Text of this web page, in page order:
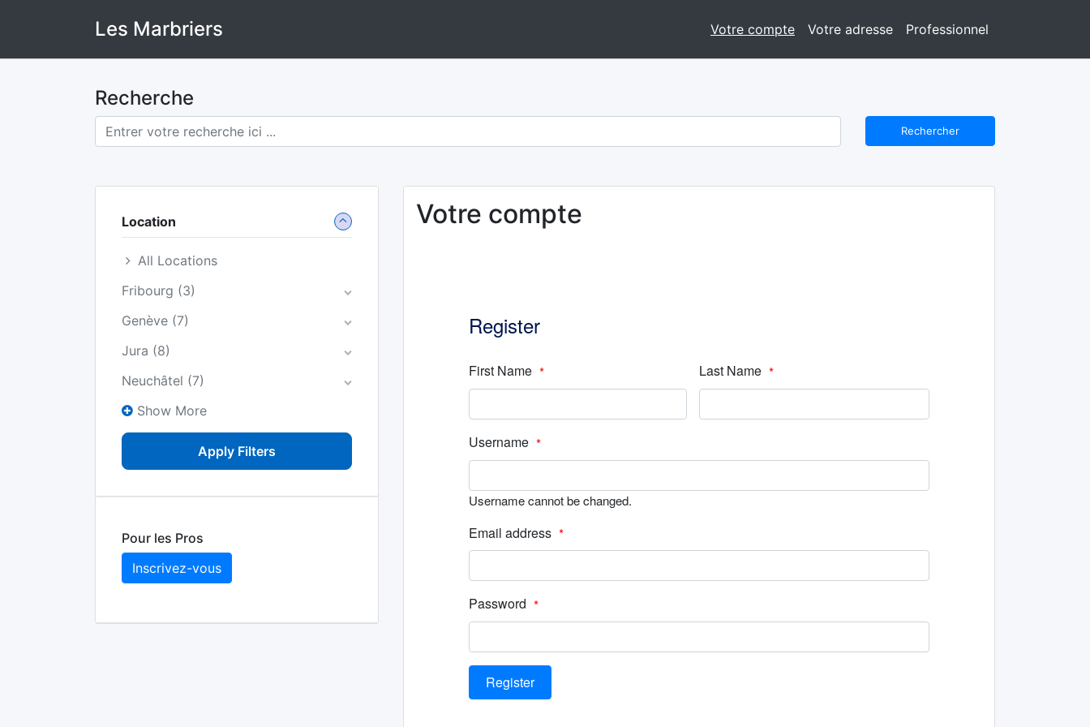
Les Marbriers Votre compte Votre adresse Professionnel
Recherche
Rechercher
Votre compte
Register
First Name * Last Name *
Username *
Username cannot be changed.
Email address *
Password *
Location
All Locations
Fribourg (3)
Genève (7)
Jura (8)
Neuchâtel (7)
Show More
Apply Filters
Pour les Pros
Inscrivez-vous